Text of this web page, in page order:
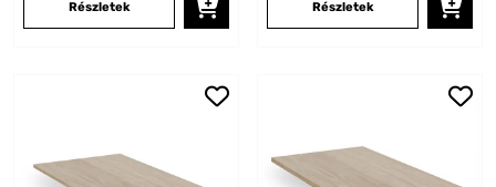
Részletek Részletek